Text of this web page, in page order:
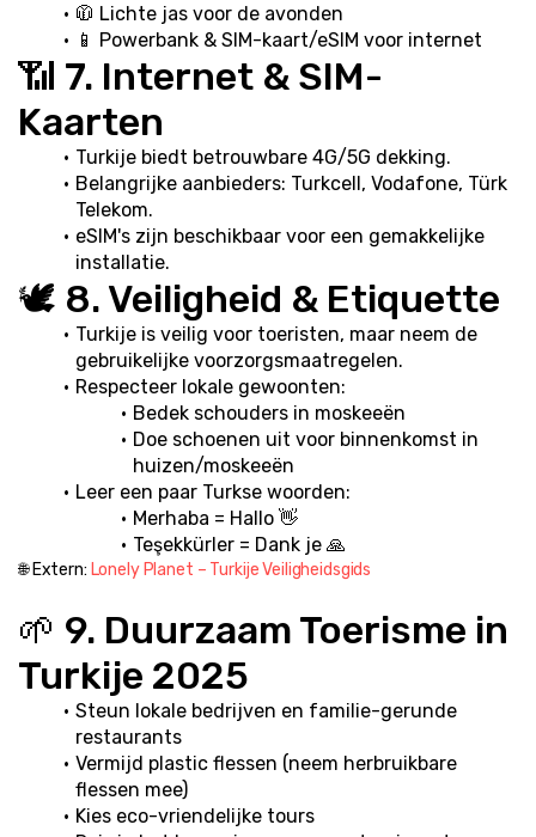
🧥 Lichte jas voor de avonden
📱 Powerbank & SIM-kaart/eSIM voor internet
📶 7. Internet & SIM-
Kaarten
Turkije biedt betrouwbare 4G/5G dekking.
Belangrijke aanbieders: Turkcell, Vodafone, Türk
Telekom.
eSIM's zijn beschikbaar voor een gemakkelijke
installatie.
🕊️ 8. Veiligheid & Etiquette
Turkije is veilig voor toeristen, maar neem de
gebruikelijke voorzorgsmaatregelen.
Respecteer lokale gewoonten:
Bedek schouders in moskeeën
Doe schoenen uit voor binnenkomst in
huizen/moskeeën
Leer een paar Turkse woorden:
Merhaba = Hallo 👋
Teşekkürler = Dank je 🙏
🌐 Extern: Lonely Planet – Turkije Veiligheidsgids
🌱 9. Duurzaam Toerisme in
Turkije 2025
Steun lokale bedrijven en familie-gerunde
restaurants
Vermijd plastic flessen (neem herbruikbare
flessen mee)
Kies eco-vriendelijke tours